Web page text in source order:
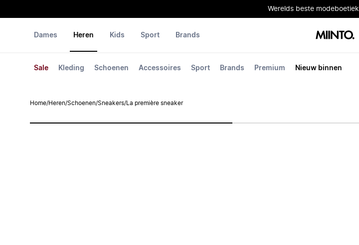
Werelds beste
Dames Heren
Sale Kleding Schoenen Accessoires Sport Brands Premium Nieuw binnen
Kids Sport Brands
Home/Heren/Schoenen/Sneakers/ La première sneaker